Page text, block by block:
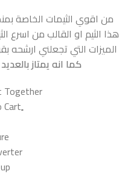
من اقوي الثيمات الخاصة
هذا الثيم او القالب من اسرع
الميزات التي تجعلني ارشحه
كما انه يمتاز
Together